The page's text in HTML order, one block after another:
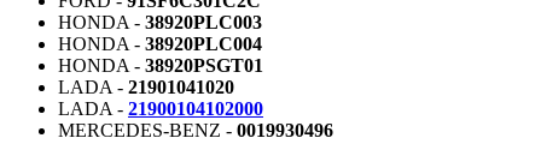
HONDA - 38920PLC003
HONDA - 38920PLC004
HONDA - 38920PSGT01
LADA - 21901041020
LADA - 21900104102000
MERCEDES-BENZ - 0019930496